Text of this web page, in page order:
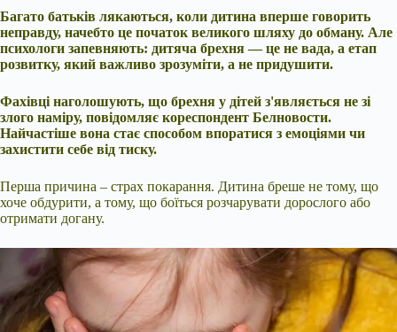
Багато батьків лякаються, коли дитина вперше говорить
неправду, начебто це початок великого шляху до обману. Але
психологи запевняють: дитяча брехня — це не вада, а етап
розвитку, який важливо зрозуміти, а не придушити.
Фахівці наголошують, що брехня у дітей з'являється не зі
злого наміру, повідомляє кореспондент Белновости.
Найчастіше вона стає способом впоратися з емоціями чи
захистити себе від тиску.
Перша причина – страх покарання. Дитина бреше не тому, що
хоче обдурити, а тому, що боїться розчарувати дорослого або
отримати догану.